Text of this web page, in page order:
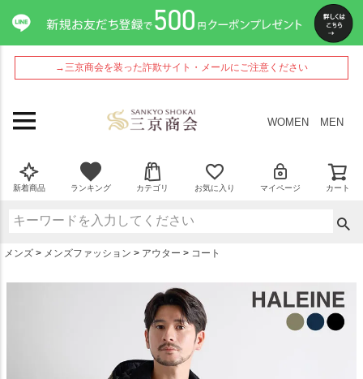
→三京商会を装った詐欺サイト・メールにご注意ください
WOMEN MEN
新着商品 ランキング カテゴリ お気に入り マイページ カート
メンズ メンズファッション アウター コート
ペー
ジト
ップ
へ